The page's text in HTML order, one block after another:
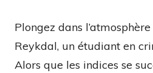
Plongez dans
Reykdal, un étudiant en
Alors que les indices se